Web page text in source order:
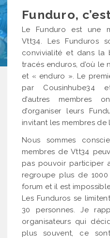
Funduro,
Le Funduro est une
Vtt34. Les Funduros
convivialité et dans la
tracés enduros, d’où le
et « enduro ». Le
par Cousinhube34
d’autres membres
d’organiser leurs
invitant les membres de
Nous sommes
membres de Vtt34
pas pouvoir participer
regroupe plus de
forum et il est
Les Funduros se
30 personnes. Je
organisateurs qui
plus souvent, ce